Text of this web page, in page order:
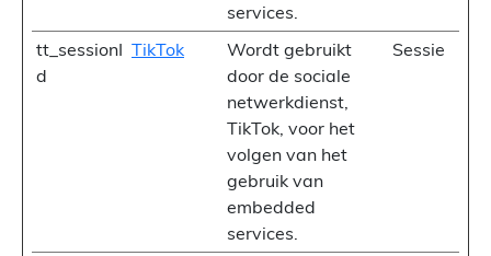
services.
tt_sessionI
d
TikTok
Wordt gebruikt
door de sociale
netwerkdienst,
TikTok, voor het
volgen van het
gebruik van
embedded
services.
Sessie